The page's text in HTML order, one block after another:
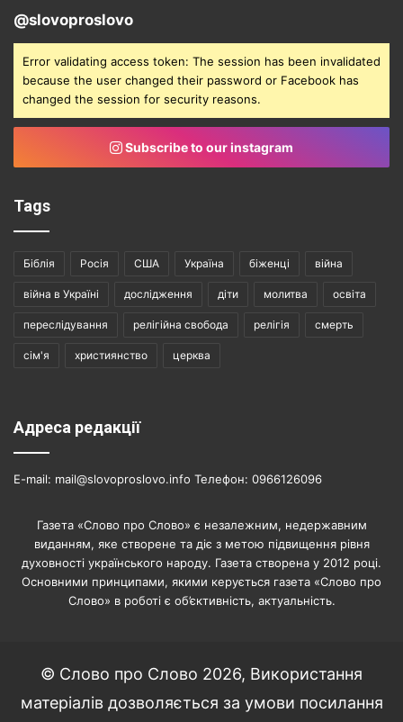
@slovoproslovo
Error validating access token: The session has been invalidated
because the user changed their password or Facebook has
changed the session for security reasons.
Subscribe to our instagram
Tags
Біблія Росія США Україна біженці війна
війна в Україні дослідження діти молитва освіта
переслідування релігійна свобода релігія смерть
сім'я християнство церква
Адреса редакції
E-mail: mail@slovoproslovo.info Телефон: 0966126096
Газета «Слово про Слово» є незалежним, недержавним
виданням, яке створене та діє з метою підвищення рівня
духовності українського народу. Газета створена у 2012 році.
Основними принципами, якими керується газета «Слово про
Слово» в роботі є об’єктивність, актуальність.
© Слово про Слово 2026, Використання
матеріалів дозволяється за умови посилання